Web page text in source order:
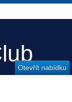
Otevřít nabídku